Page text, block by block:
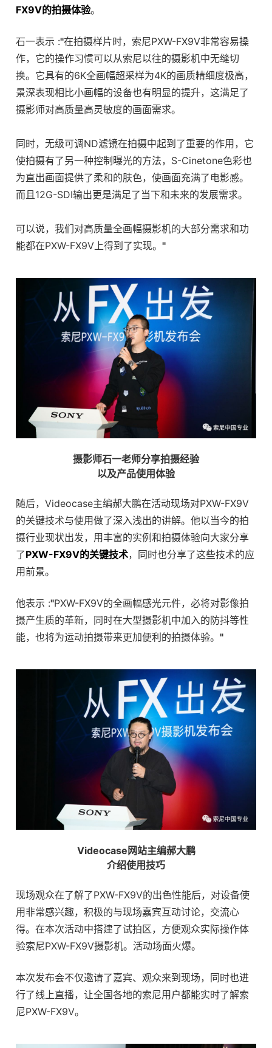
FX9V的拍摄体验。
石一表示 :"在拍摄样片时，索尼PXW-FX9V非常容易操
作，它的操作习惯可以从索尼以往的摄影机中无缝切
换。它具有的6K全画幅超采样为4K的画质精细度极高，
景深表现相比小画幅的设备也有明显的提升，这满足了
摄影师对高质量高灵敏度的画面需求。
同时，无级可调ND滤镜在拍摄中起到了重要的作用，它
使拍摄有了另一种控制曝光的方法，S-Cinetone色彩也
为直出画面提供了柔和的肤色，使画面充满了电影感。
而且12G-SDI输出更是满足了当下和未来的发展需求。
可以说，我们对高质量全画幅摄影机的大部分需求和功
能都在PXW-FX9V上得到了实现。 "
摄影师石一老师分享拍摄经验
以及产品使用体验
随后，Videocase主编郝大鹏在活动现场对PXW-FX9V
的关键技术与使用做了深入浅出的讲解。他以当今的拍
摄行业现状出发，用丰富的实例和拍摄体验向大家分享
了PXW-FX9V的关键技术，同时也分享了这些技术的应
用前景。
他表示 :"PXW-FX9V的全画幅感光元件，必将对影像拍
摄产生质的革新，同时在大型摄影机中加入的防抖等性
能，也将为运动拍摄带来更加便利的拍摄体验。 "
Videocase网站主编郝大鹏
介绍使用技巧
现场观众在了解了PXW-FX9V的出色性能后，对设备使
用非常感兴趣，积极的与现场嘉宾互动讨论，交流心
得。在本次活动中搭建了试拍区，方便观众实际操作体
验索尼PXW-FX9V摄影机。活动场面火爆。
本次发布会不仅邀请了嘉宾、观众来到现场，同时也进
行了线上直播，让全国各地的索尼用户都能实时了解索
尼PXW-FX9V。